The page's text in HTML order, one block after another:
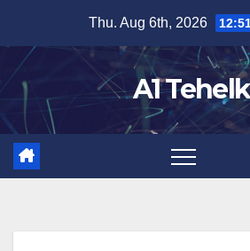
content
Thu. Aug 6th, 2026
A1